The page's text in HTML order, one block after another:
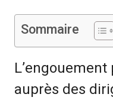
Sommaire
auprès des